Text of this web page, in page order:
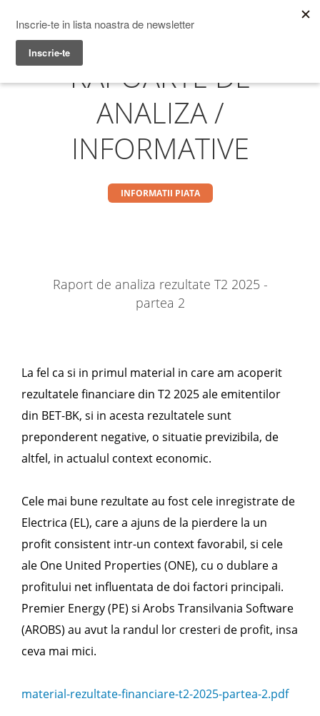
Menu
Prime Transaction
RAPOARTE DE
ANALIZA /
INFORMATIVE
INFORMATII PIATA
Raport de analiza rezultate T2 2025 -
partea 2
La fel ca si in primul material in care am acoperit
rezultatele financiare din T2 2025 ale emitentilor
din BET-BK, si in acesta rezultatele sunt
preponderent negative, o situatie previzibila, de
altfel, in actualul context economic.
Cele mai bune rezultate au fost cele inregistrate de
Electrica (EL), care a ajuns de la pierdere la un
profit consistent intr-un context favorabil, si cele
ale One United Properties (ONE), cu o dublare a
profitului net influentata de doi factori principali.
Premier Energy (PE) si Arobs Transilvania Software
(AROBS) au avut la randul lor cresteri de profit, insa
ceva mai mici.
material-rezultate-financiare-t2-2025-partea-2.pdf